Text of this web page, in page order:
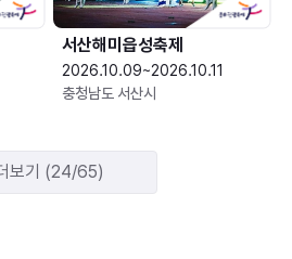
서산해미읍성축제
2026.10.09~2026.10.11
충청남도 서산시
보기 (24/65)